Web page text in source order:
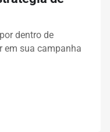
dentro de
em sua campanha